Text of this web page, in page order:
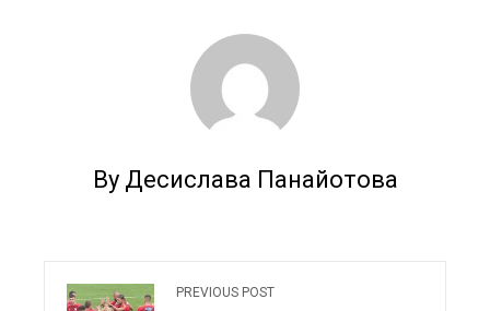
By Десислава Панайотова
PREVIOUS POST